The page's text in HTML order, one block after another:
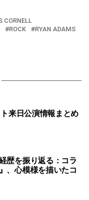
CORNELL
ROCK
RYAN ADAMS
来日公演情報まとめ
歴を振り返る：コラ
、心模様を描いたコ